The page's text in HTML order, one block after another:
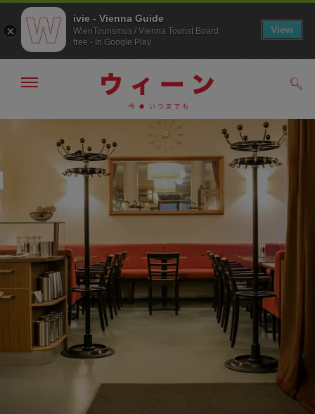
ッ
プ
へ
メ
ivie - Vienna Guide
WienTourismus / Vienna Tourist Board
free - In Google Play
View